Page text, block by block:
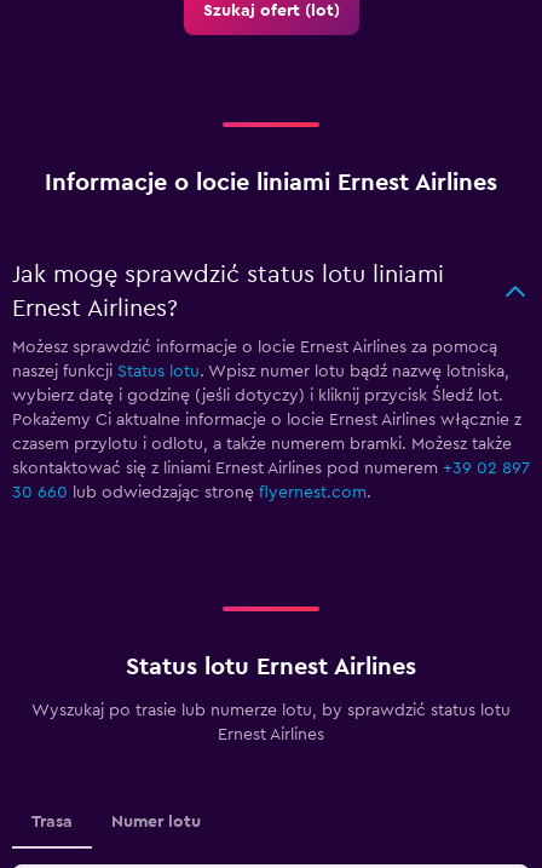
Szukaj ofert (lot)
Informacje o locie liniami Ernest Airlines
Jak mogę sprawdzić status lotu liniami
Ernest Airlines?
Możesz sprawdzić informacje o locie Ernest Airlines za pomocą
naszej funkcji Status lotu. Wpisz numer lotu bądź nazwę lotniska,
wybierz datę i godzinę (jeśli dotyczy) i kliknij przycisk Śledź lot.
Pokażemy Ci aktualne informacje o locie Ernest Airlines włącznie z
czasem przylotu i odlotu, a także numerem bramki. Możesz także
skontaktować się z liniami Ernest Airlines pod numerem +39 02 897
30 660 lub odwiedzając stronę flyernest.com.
Status lotu Ernest Airlines
Wyszukaj po trasie lub numerze lotu, by sprawdzić status lotu
Ernest Airlines
Trasa Numer lotu